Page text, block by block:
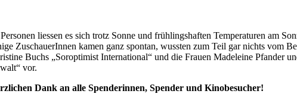
liessen es sich trotz Sonne und frühlingshaften Temperaturen am
ZuschauerInnen kamen ganz spontan, wussten zum Teil gar nichts vom
Buchs „Soroptimist International“ und die Frauen Madeleine Pfander
vor.
Dank an alle Spenderinnen, Spender und Kinobesucher!